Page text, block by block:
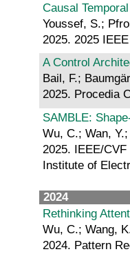
Causal
Youssef, S.;
2025. 2025
A Control
Bail, F.;
2025. Procedia
SAMBLE:
Wu, C.; Wan,
2025. IEEE/
Institute of
2024
Rethinking
Wu, C.; Wang,
2024. Pattern